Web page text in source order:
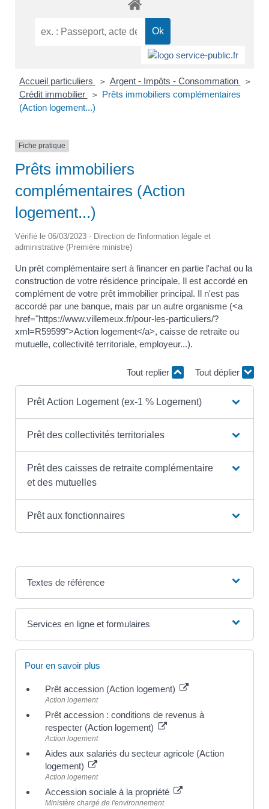
Accueil particuliers > Argent - Impôts - Consommation >
Crédit immobilier >
Prêts immobiliers complémentaires
(Action logement...)
Fiche pratique
Prêts immobiliers
complémentaires (Action
logement...)
Vérifié le 06/03/2023 - Direction de l'information légale et
administrative (Première ministre)
Un prêt complémentaire sert à financer en partie l'achat ou la
construction de votre résidence principale. Il est accordé en
complément de votre prêt immobilier principal. Il n'est pas
accordé par une banque, mais par un autre organisme (<a
href="https://www.villemeux.fr/pour-les-particuliers/?
xml=R59599">Action logement</a>, caisse de retraite ou
mutuelle, collectivité territoriale, employeur...).
Tout replier Tout déplier
Prêt Action Logement (ex-1 % Logement)
Prêt des collectivités territoriales
Prêt des caisses de retraite complémentaire
et des mutuelles
Prêt aux fonctionnaires
Textes de référence
Services en ligne et formulaires
Pour en savoir plus
Prêt accession (Action logement)
Action logement
Prêt accession : conditions de revenus à
respecter (Action logement)
Action logement
Aides aux salariés du secteur agricole (Action
logement)
Action logement
Accession sociale à la propriété
Ministère chargé de l'environnement